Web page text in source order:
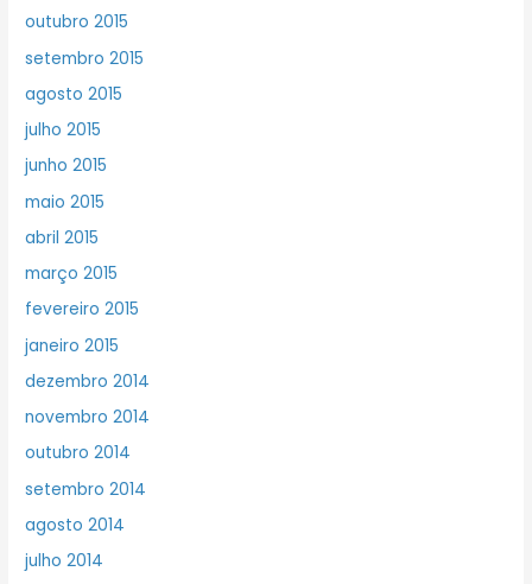
outubro 2015
setembro 2015
agosto 2015
julho 2015
junho 2015
maio 2015
abril 2015
março 2015
fevereiro 2015
janeiro 2015
dezembro 2014
novembro 2014
outubro 2014
setembro 2014
agosto 2014
julho 2014